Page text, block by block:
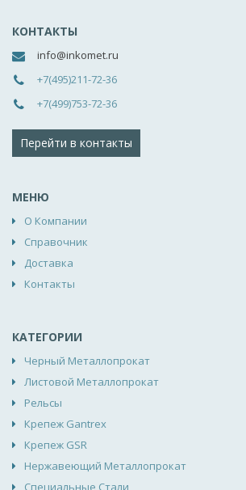
КОНТАКТЫ
info@inkomet.ru
+7(495)211-72-36
+7(499)753-72-36
Перейти в контакты
МЕНЮ
О Компании
Справочник
Доставка
Контакты
КАТЕГОРИИ
Черный Металлопрокат
Листовой Металлопрокат
Рельсы
Крепеж Gantrex
Крепеж GSR
Нержавеющий Металлопрокат
Специальные Стали